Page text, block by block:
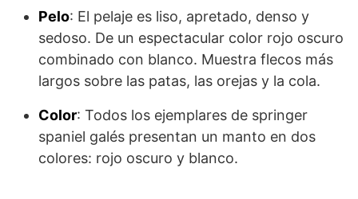
Pelo: El pelaje es liso, apretado, denso y
sedoso. De un espectacular color rojo oscuro
combinado con blanco. Muestra flecos más
largos sobre las patas, las orejas y la cola.
Color: Todos los ejemplares de springer
spaniel galés presentan un man­to en dos
colores: rojo oscuro y blanco.